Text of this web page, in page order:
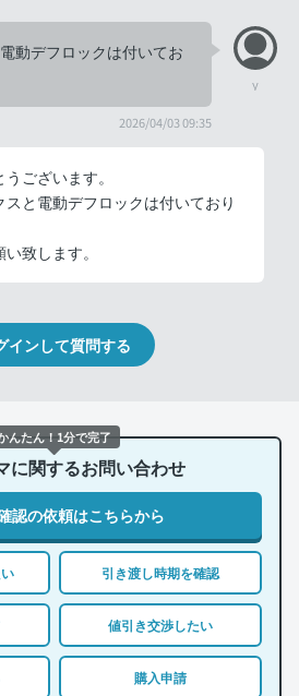
y
動デフロックは付いてお
2026/04/03 09:35
ございます。
スと電動デフロックは付いており
致します。
インして質問する
に関するお問い合わせ
認の依頼はこちらから
引き渡し時期を確認
値引き交渉したい
購入申請
んたん！1分で完了